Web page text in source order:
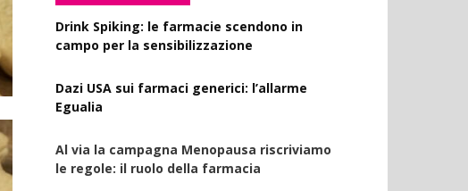
Drink Spiking: le farmacie scendono in
campo per la sensibilizzazione
Dazi USA sui farmaci generici: l’allarme
Egualia
Al via la campagna Menopausa riscriviamo
le regole: il ruolo della farmacia